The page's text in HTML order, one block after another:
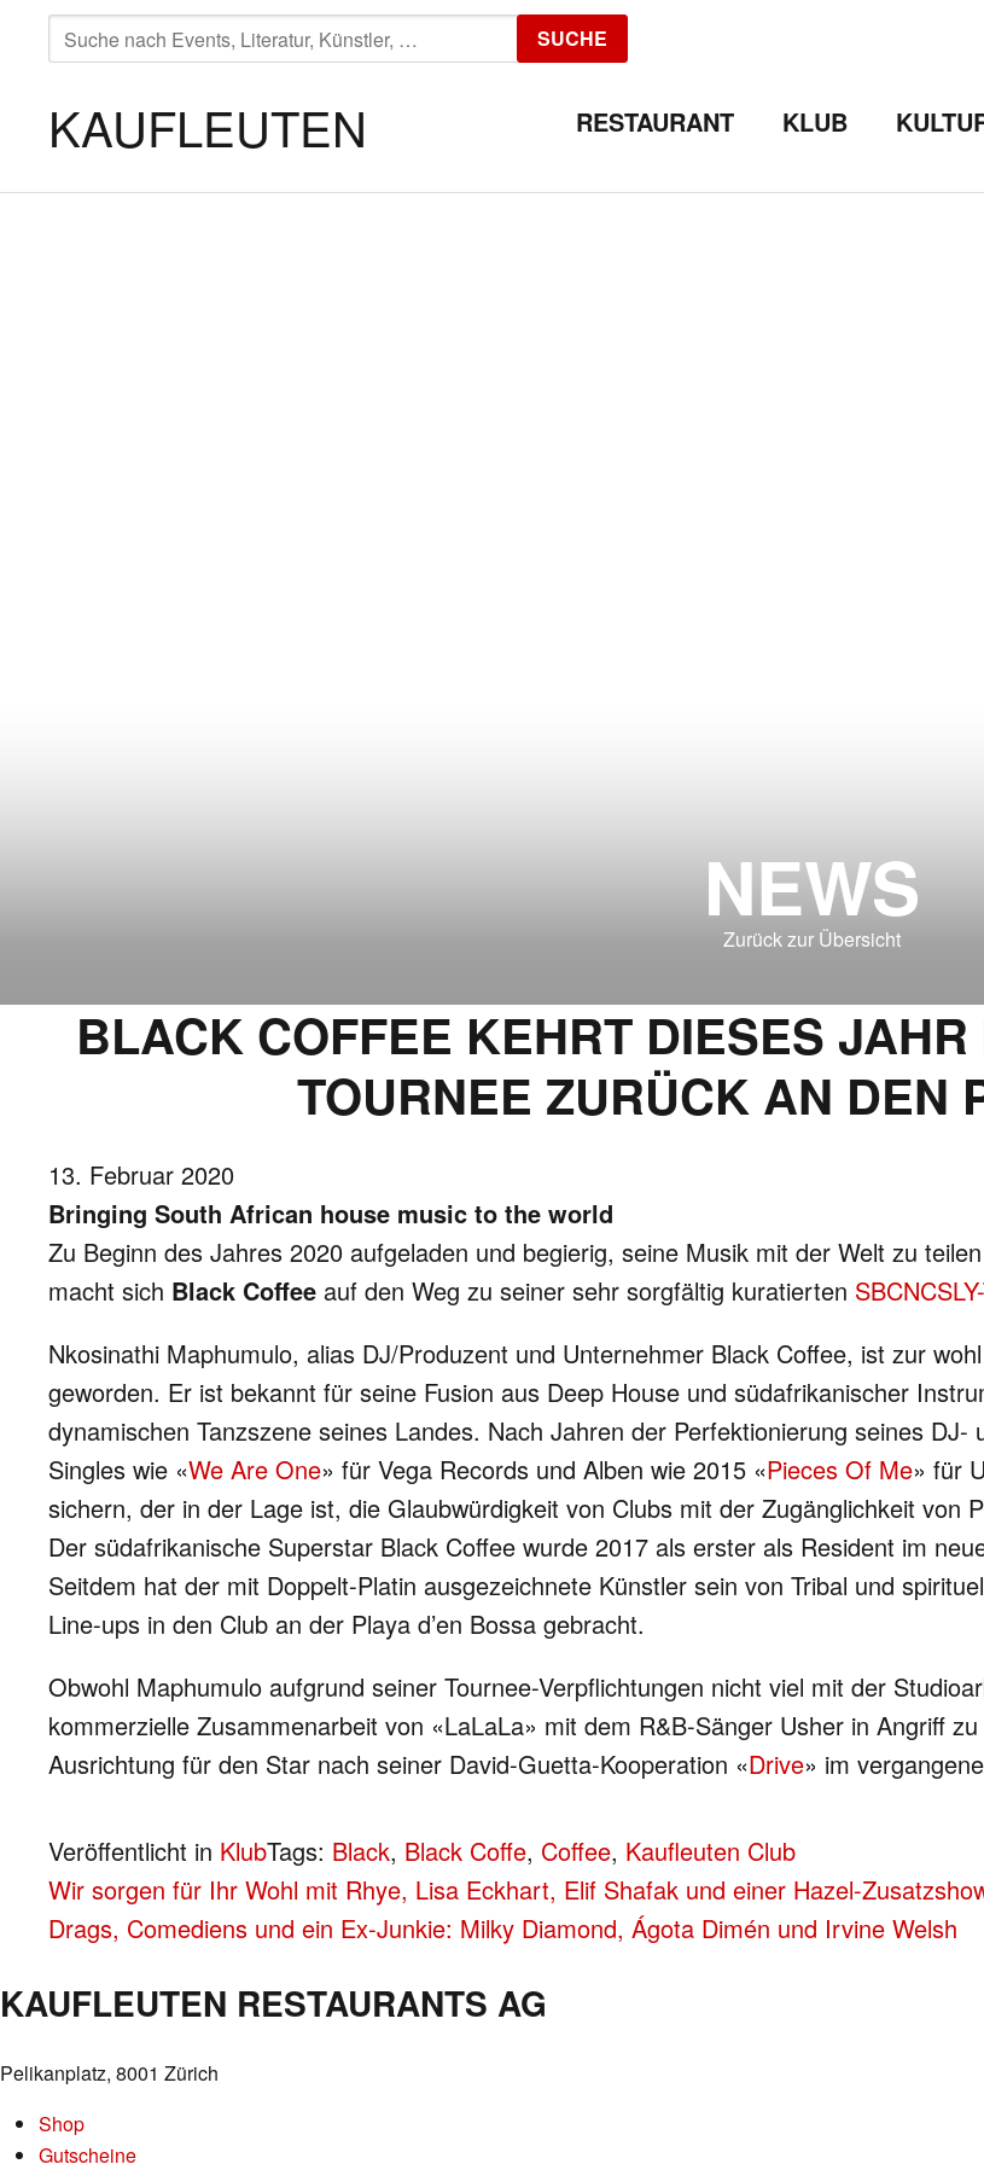
SUCHE
NACH:
SUCHE
KAUFLEUTEN RESTAURANT KLUB
NEWS
Zurück zur Übersicht
BLACK COFFEE KEHRT DIESES
TOURNEE ZURÜCK AN DEN
13. Februar 2020
Bringing South African house music to the world
Zu Beginn des Jahres 2020 aufgeladen und begierig, seine Musik mit der Welt zu
macht sich Black Coffee auf den Weg zu seiner sehr sorgfältig kuratierten
Nkosinathi Maphumulo, alias DJ/Produzent und Unternehmer Black Coffee, ist zur
geworden. Er ist bekannt für seine Fusion aus Deep House und südafrikanischer
dynamischen Tanzszene seines Landes. Nach Jahren der Perfektionierung seines
Singles wie «We Are One» für Vega Records und Alben wie 2015 «Pieces Of Me» für
sichern, der in der Lage ist, die Glaubwürdigkeit von Clubs mit der Zugänglichkeit von
Der südafrikanische Superstar Black Coffee wurde 2017 als erster als Resident im
Seitdem hat der mit Doppelt-Platin ausgezeichnete Künstler sein von Tribal und
Line-ups in den Club an der Playa d’en Bossa gebracht.
Obwohl Maphumulo aufgrund seiner Tournee-Verpflichtungen nicht viel mit der
kommerzielle Zusammenarbeit von «LaLaLa» mit dem R&B-Sänger Usher in Angriff
Ausrichtung für den Star nach seiner David-Guetta-Kooperation «Drive» im
Veröffentlicht in KlubTags: Black, Black Coffe, Coffee, Kaufleuten Club
BEITRAGS-
NAVIGATION
Wir sorgen für Ihr Wohl mit Rhye, Lisa Eckhart, Elif Shafak und einer Hazel-
Drags, Comediens und ein Ex-Junkie: Milky Diamond, Ágota Dimén und Irvine Welsh
KAUFLEUTEN RESTAURANTS AG
Pelikanplatz, 8001 Zürich
Shop
Gutscheine